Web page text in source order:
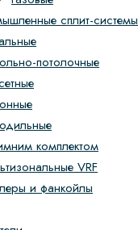
сплит-системы
потолочные
комплектом
VRF
и фанкойлы